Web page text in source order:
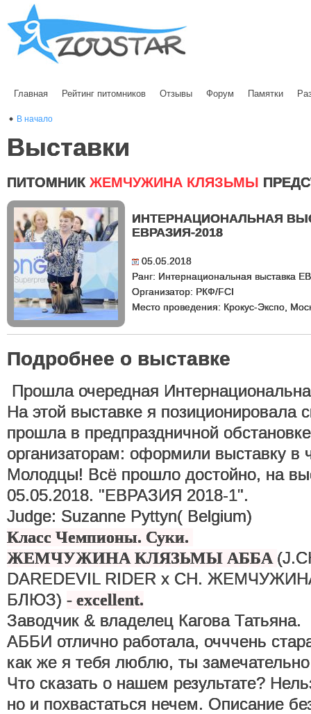
Главная Рейтинг питомников Отзывы Форум Памятки
В начало
Выставки
ПИТОМНИК ЖЕМЧУЖИНА КЛЯЗЬМЫ
ИНТЕРНАЦИОНАЛЬНАЯ
ЕВРАЗИЯ-2018
05.05.2018
Ранг: Интернациональная выставка
Организатор: РКФ/FCI
Место проведения: Крокус-Экспо,
Подробнее о выставке
Прошла очередная
На этой выставке я
прошла в предпраздничной
организаторам: оформили выставку в
Молодцы! Всё прошло достойно, на
05.05.2018. "ЕВРАЗИЯ 2018-1".
Judge: Suzanne Pyttyn( Belgium)
Класс Чемпионы. Суки.
ЖЕМЧУЖИНА КЛЯЗЬМЫ АББА
DAREDEVIL RIDER х CH.
БЛЮЗ) - excellent.
Заводчик & владелец Кагова Татьяна.
АББИ отлично работала, очччень
как же я тебя люблю, ты
Что сказать о нашем результате?
но и похвастаться нечем. Описание